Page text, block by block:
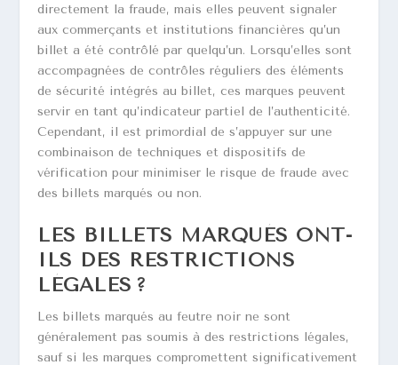
directement la fraude, mais elles peuvent signaler
aux commerçants et institutions financières qu’un
billet a été contrôlé par quelqu’un. Lorsqu’elles sont
accompagnées de contrôles réguliers des éléments
de sécurité intégrés au billet, ces marques peuvent
servir en tant qu’indicateur partiel de l’authenticité.
Cependant, il est primordial de s’appuyer sur une
combinaison de techniques et dispositifs de
vérification pour minimiser le risque de fraude avec
des billets marqués ou non.
LES BILLETS MARQUÉS ONT-
ILS DES RESTRICTIONS
LÉGALES ?
Les billets marqués au feutre noir ne sont
généralement pas soumis à des restrictions légales,
sauf si les marques compromettent significativement